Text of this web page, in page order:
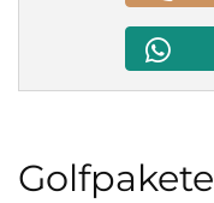
Golfpakete